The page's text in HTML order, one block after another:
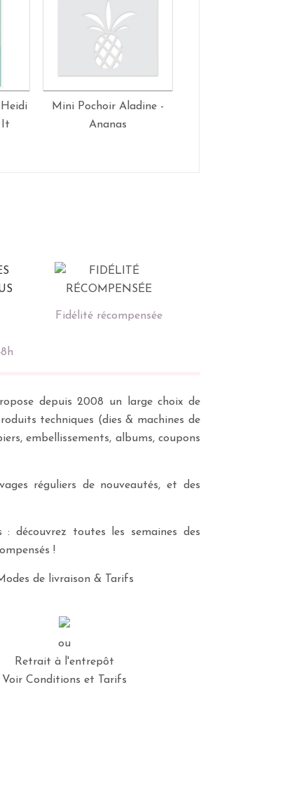
It
Mini Pochoir Aladine -
Ananas
Fidélité récompensée
depuis 2008 un large choix de
techniques (dies & machines de
embellissements, albums, coupons
réguliers de nouveautés, et des
découvrez toutes les semaines des
!
de livraison & Tarifs
ou
Retrait à l'entrepôt
Voir Conditions et Tarifs